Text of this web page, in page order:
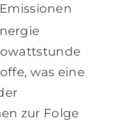
was eine
zur Folge